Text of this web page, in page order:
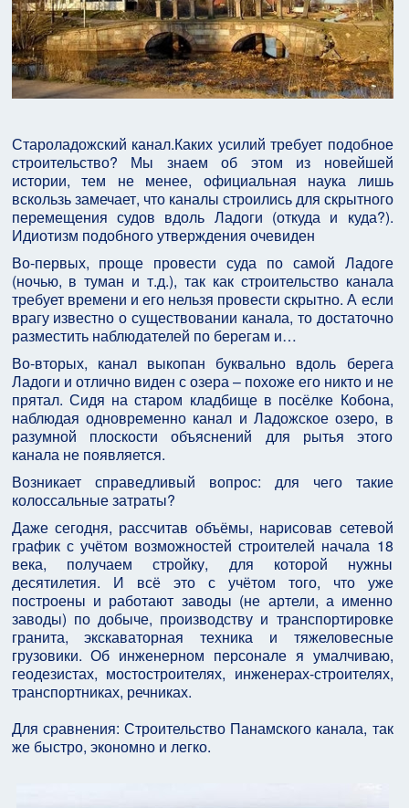
Староладожский канал.Каких усилий требует подобное
строительство? Мы знаем об этом из новейшей
истории, тем не менее, официальная наука лишь
вскользь замечает, что каналы строились для скрытного
перемещения судов вдоль Ладоги (откуда и куда?).
Идиотизм подобного утверждения очевиден
Во-первых, проще провести суда по самой Ладоге
(ночью, в туман и т.д.), так как строительство канала
требует времени и его нельзя провести скрытно. А если
врагу известно о существовании канала, то достаточно
разместить наблюдателей по берегам и…
Во-вторых, канал выкопан буквально вдоль берега
Ладоги и отлично виден с озера – похоже его никто и не
прятал. Сидя на старом кладбище в посёлке Кобона,
наблюдая одновременно канал и Ладожское озеро, в
разумной плоскости объяснений для рытья этого
канала не появляется.
Возникает справедливый вопрос: для чего такие
колоссальные затраты?
Даже сегодня, рассчитав объёмы, нарисовав сетевой
график с учётом возможностей строителей начала 18
века, получаем стройку, для которой нужны
десятилетия. И всё это с учётом того, что уже
построены и работают заводы (не артели, а именно
заводы) по добыче, производству и транспортировке
гранита, экскаваторная техника и тяжеловесные
грузовики. Об инженерном персонале я умалчиваю,
геодезистах, мостостроителях, инженерах-строителях,
транспортниках, речниках.
Для сравнения: Строительство Панамского канала, так
же быстро, экономно и легко.